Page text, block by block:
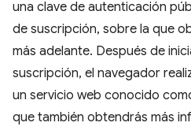
una clave de autenticación
de suscripción, sobre la que
más adelante. Después de
suscripción, el navegador
un servicio web conocido
que también obtendrás más